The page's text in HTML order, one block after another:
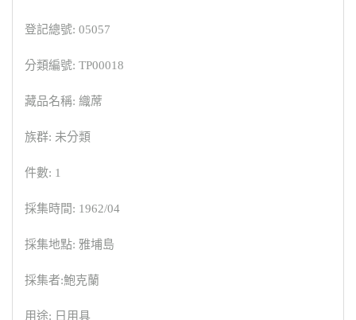
登記總號: 05057
分類編號: TP00018
藏品名稱: 織蓆
族群: 未分類
件數: 1
採集時間: 1962/04
採集地點: 雅埔島
採集者:鮑克蘭
用途: 日用具